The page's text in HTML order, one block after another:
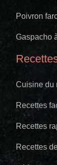
Poivron
Gaspacho
Cuisine du
Recettes
Recettes
Recettes